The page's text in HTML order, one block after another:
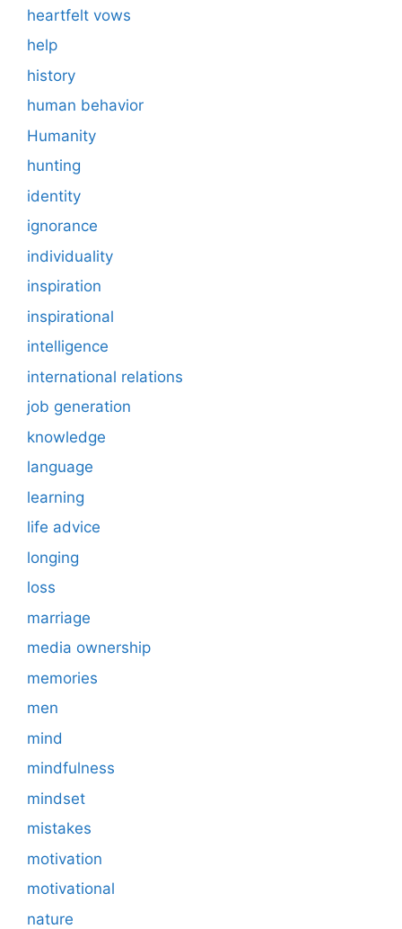
heartfelt vows
help
history
human behavior
Humanity
hunting
identity
ignorance
individuality
inspiration
inspirational
intelligence
international relations
job generation
knowledge
language
learning
life advice
longing
loss
marriage
media ownership
memories
men
mind
mindfulness
mindset
mistakes
motivation
motivational
nature